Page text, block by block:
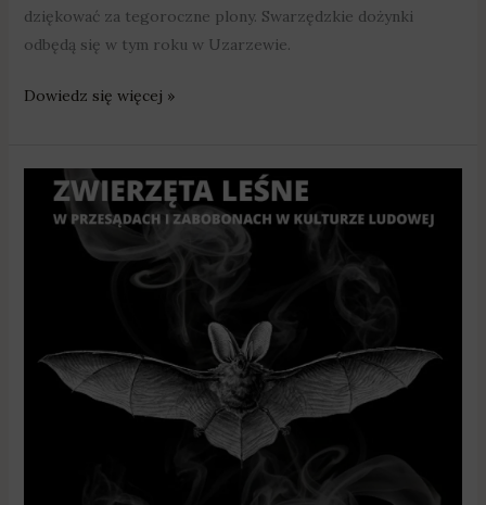
dziękować za tegoroczne plony. Swarzędzkie dożynki
odbędą się w tym roku w Uzarzewie.
Dowiedz się więcej »
przesądach
zabobonach